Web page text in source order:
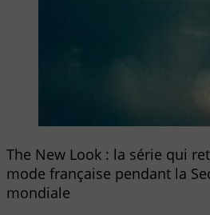
The New Look : la série qui
mode française pendant la
mondiale